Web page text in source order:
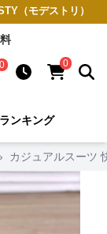
（モデストリ）
0 0
ンキング
› カジュアルスーツ